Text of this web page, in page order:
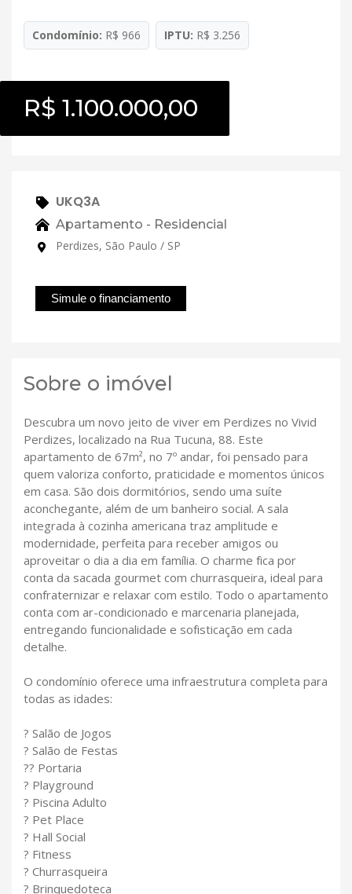
Condomínio: R$ 966 IPTU: R$ 3.256
R$ 1.100.000,00
UKQ3A
Apartamento - Residencial
Perdizes, São Paulo / SP
Simule o financiamento
Sobre o imóvel
Descubra um novo jeito de viver em Perdizes no Vivid
Perdizes, localizado na Rua Tucuna, 88. Este
apartamento de 67m², no 7º andar, foi pensado para
quem valoriza conforto, praticidade e momentos únicos
em casa. São dois dormitórios, sendo uma suíte
aconchegante, além de um banheiro social. A sala
integrada à cozinha americana traz amplitude e
modernidade, perfeita para receber amigos ou
aproveitar o dia a dia em família. O charme fica por
conta da sacada gourmet com churrasqueira, ideal para
confraternizar e relaxar com estilo. Todo o apartamento
conta com ar-condicionado e marcenaria planejada,
entregando funcionalidade e sofisticação em cada
detalhe.
O condomínio oferece uma infraestrutura completa para
todas as idades:
? Salão de Jogos
? Salão de Festas
?? Portaria
? Playground
? Piscina Adulto
? Pet Place
? Hall Social
? Fitness
? Churrasqueira
? Brinquedoteca